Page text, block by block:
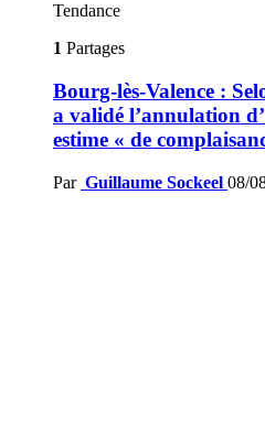
Tendance
1 Partages
Bourg-lès-Valence :
a validé l’annulation
estime « de
Par Guillaume Sockeel 08/